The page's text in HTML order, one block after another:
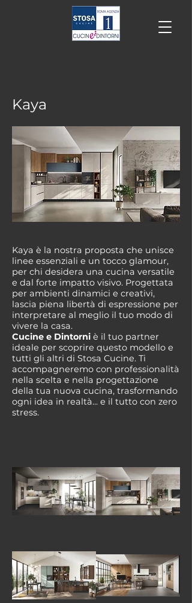
Kaya
Kaya è la nostra proposta che unisce
linee essenziali e un tocco glamour,
per chi desidera una cucina versatile
e dal forte impatto visivo. Progettata
per ambienti dinamici e creativi,
lascia piena libertà di espressione per
interpretare al meglio il tuo modo di
vivere la casa.
Cucine e Dintorni è il tuo partner
ideale per scoprire questo modello e
tutti gli altri di Stosa Cucine. Ti
accompagneremo con professionalità
nella scelta e nella progettazione
della tua nuova cucina, trasformando
ogni idea in realtà... e il tutto con zero
stress.